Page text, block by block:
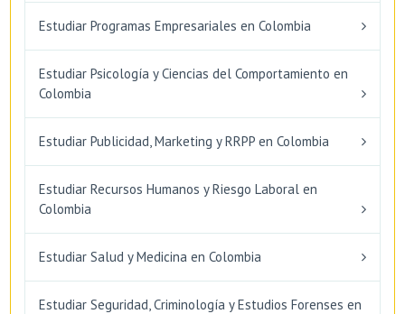
Estudiar Programas Empresariales en Colombia
Estudiar Psicología y Ciencias del Comportamiento en
Colombia
Estudiar Publicidad, Marketing y RRPP en Colombia
Estudiar Recursos Humanos y Riesgo Laboral en
Colombia
Estudiar Salud y Medicina en Colombia
Estudiar Seguridad, Criminología y Estudios Forenses en